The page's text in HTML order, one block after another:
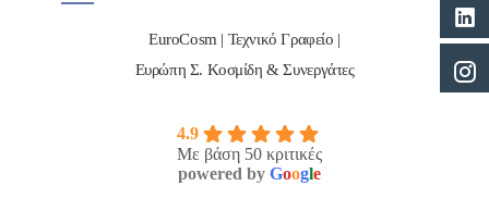
EuroCosm | Τεχνικό Γραφείο |
Ευρώπη Σ. Κοσμίδη & Συνεργάτες
4.9
Με βάση 50 κριτικές
powered by Google